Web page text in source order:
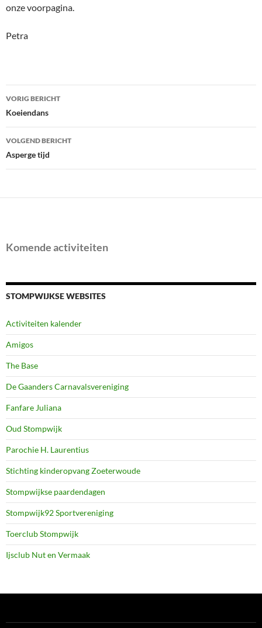
onze voorpagina.
Petra
Bericht
navigatie
VORIG BERICHT
Koeiendans
VOLGEND BERICHT
Asperge tijd
Komende activiteiten
STOMPWIJKSE WEBSITES
Activiteiten kalender
Amigos
The Base
De Gaanders Carnavalsvereniging
Fanfare Juliana
Oud Stompwijk
Parochie H. Laurentius
Stichting kinderopvang Zoeterwoude
Stompwijkse paardendagen
Stompwijk92 Sportvereniging
Toerclub Stompwijk
Ijsclub Nut en Vermaak